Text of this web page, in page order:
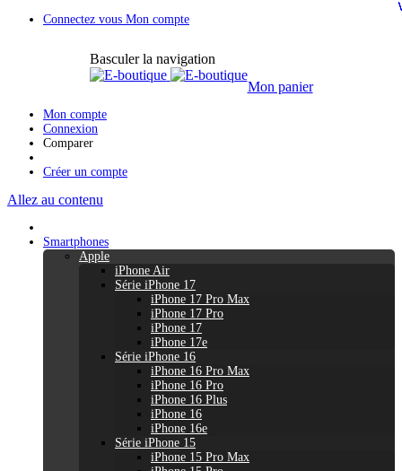
Connectez vous Mon compte
Basculer la navigation
Mon panier
Mon compte
Connexion
Comparer
Créer un compte
Allez au contenu
Smartphones
Apple
iPhone Air
Série iPhone 17
iPhone 17 Pro Max
iPhone 17 Pro
iPhone 17
iPhone 17e
Série iPhone 16
iPhone 16 Pro Max
iPhone 16 Pro
iPhone 16 Plus
iPhone 16
iPhone 16e
Série iPhone 15
iPhone 15 Pro Max